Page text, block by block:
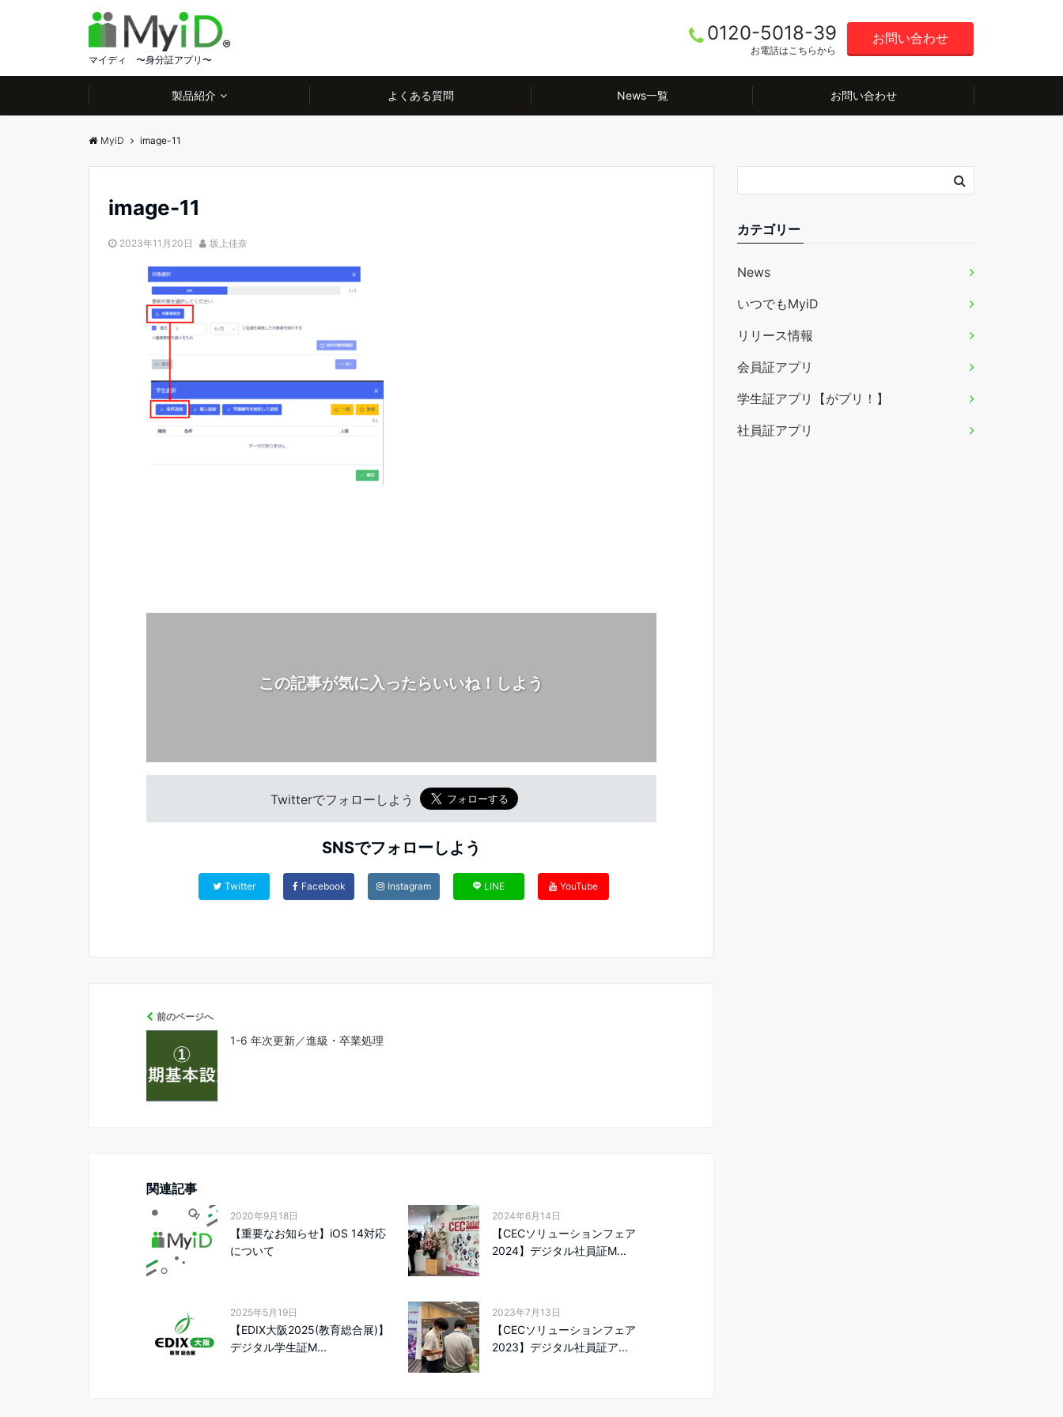
マイディ 〜身分証アプリ〜
0120-5018-39
お電話はこちらから
お問い合わせ
製品紹介 よくある質問 News一覧 お問い合わせ
MyiD image-11
image-11
2023年11月20日 坂上佳奈
この記事が気に入ったらいいね！しよう
Twitterでフォローしよう
SNSでフォローしよう
Twitter Facebook Instagram LINE YouTube
前のページへ
1-6 年次更新／進級・卒業処理
関連記事
2020年9月18日
【重要なお知らせ】iOS 14対応
について
2024年6月14日
【CECソリューションフェア
2024】デジタル社員証M...
2025年5月19日
【EDIX大阪2025(教育総合展)】
デジタル学生証M...
2023年7月13日
【CECソリューションフェア
2023】デジタル社員証ア...
カテゴリー
News
いつでもMyiD
リリース情報
会員証アプリ
学生証アプリ【がプリ！】
社員証アプリ